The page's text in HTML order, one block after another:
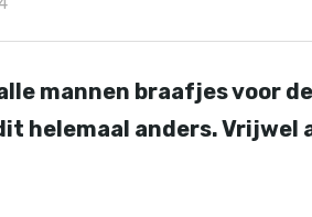
mannen braafjes voor
helemaal anders.